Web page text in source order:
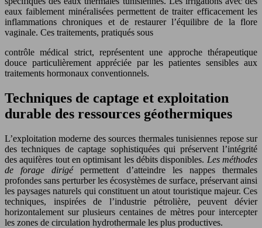
eaux faiblement minéralisées permettent de traiter efficacement les
inflammations chroniques et de restaurer l’équilibre de la flore
vaginale. Ces traitements, pratiqués sous
contrôle médical strict, représentent une approche thérapeutique
douce particulièrement appréciée par les patientes sensibles aux
traitements hormonaux conventionnels.
Techniques de captage et exploitation
durable des ressources géothermiques
L’exploitation moderne des sources thermales tunisiennes repose sur
des techniques de captage sophistiquées qui préservent l’intégrité
des aquifères tout en optimisant les débits disponibles. Les méthodes
de forage dirigépermettent d’atteindre les nappes thermales
profondes sans perturber les écosystèmes de surface, préservant ainsi
les paysages naturels qui constituent un atout touristique majeur. Ces
techniques, inspirées de l’industrie pétrolière, peuvent dévier
horizontalement sur plusieurs centaines de mètres pour intercepter
les zones de circulation hydrothermale les plus productives.